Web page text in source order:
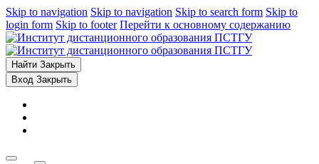
Skip to navigation Skip to navigation Skip to search form Skip to
login form Skip to footer Перейти к основному содержанию
Найти Закрыть
Вход Закрыть